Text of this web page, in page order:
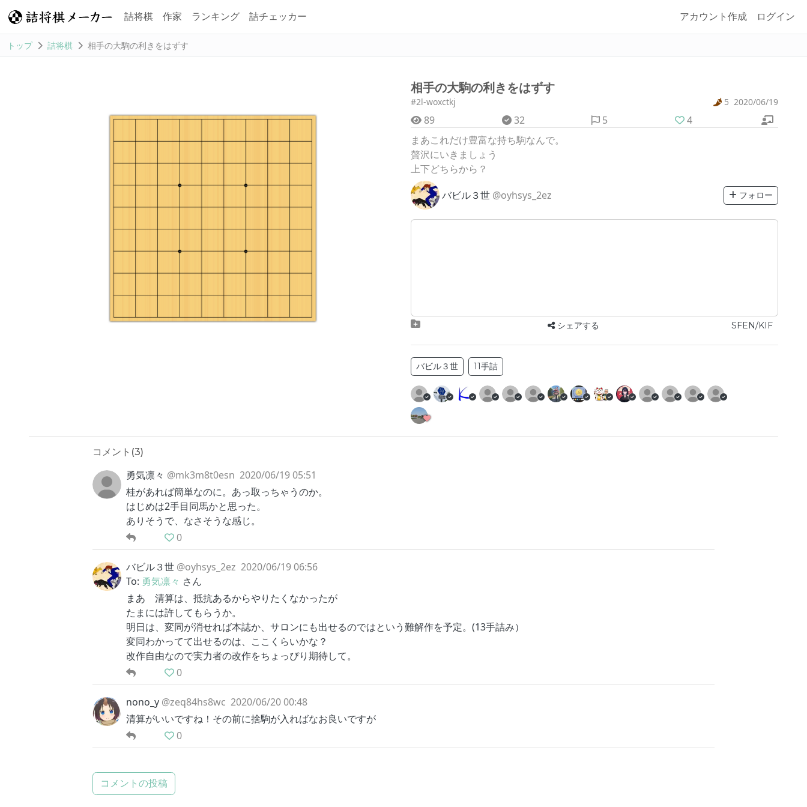
詰将棋 作家 ランキング 詰チェッカー アカウント作成 ログイン
トップ 詰将棋 相手の大駒の利きをはずす
相手の大駒の利きをはずす
#2l-woxctkj 5 2020/06/19
89 32 5
4
まあこれだけ豊富な持ち駒なんで。
贅沢にいきましょう
上下どちらから？
バビル３世 @oyhsys_2ez フォロー
シェアする SFEN/KIF
バビル３世 11手詰
コメント(3)
勇気凛々 @mk3m8t0esn 2020/06/19 05:51
桂があれば簡単なのに。あっ取っちゃうのか。
はじめは2手目同馬かと思った。
ありそうで、なさそうな感じ。
0
バビル３世 @oyhsys_2ez 2020/06/19 06:56
To: 勇気凛々 さん
まあ 清算は、抵抗あるからやりたくなかったが
たまには許してもらうか。
明日は、変同が消せれば本誌か、サロンにも出せるのではという難解作を予定。(13手詰み）
変同わかってて出せるのは、ここくらいかな？
改作自由なので実力者の改作をちょっぴり期待して。
0
nono_y @zeq84hs8wc 2020/06/20 00:48
清算がいいですね！その前に捨駒が入ればなお良いですが
0
コメントの投稿